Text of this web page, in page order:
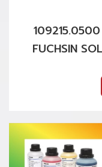
109215.0500
FUCHSIN